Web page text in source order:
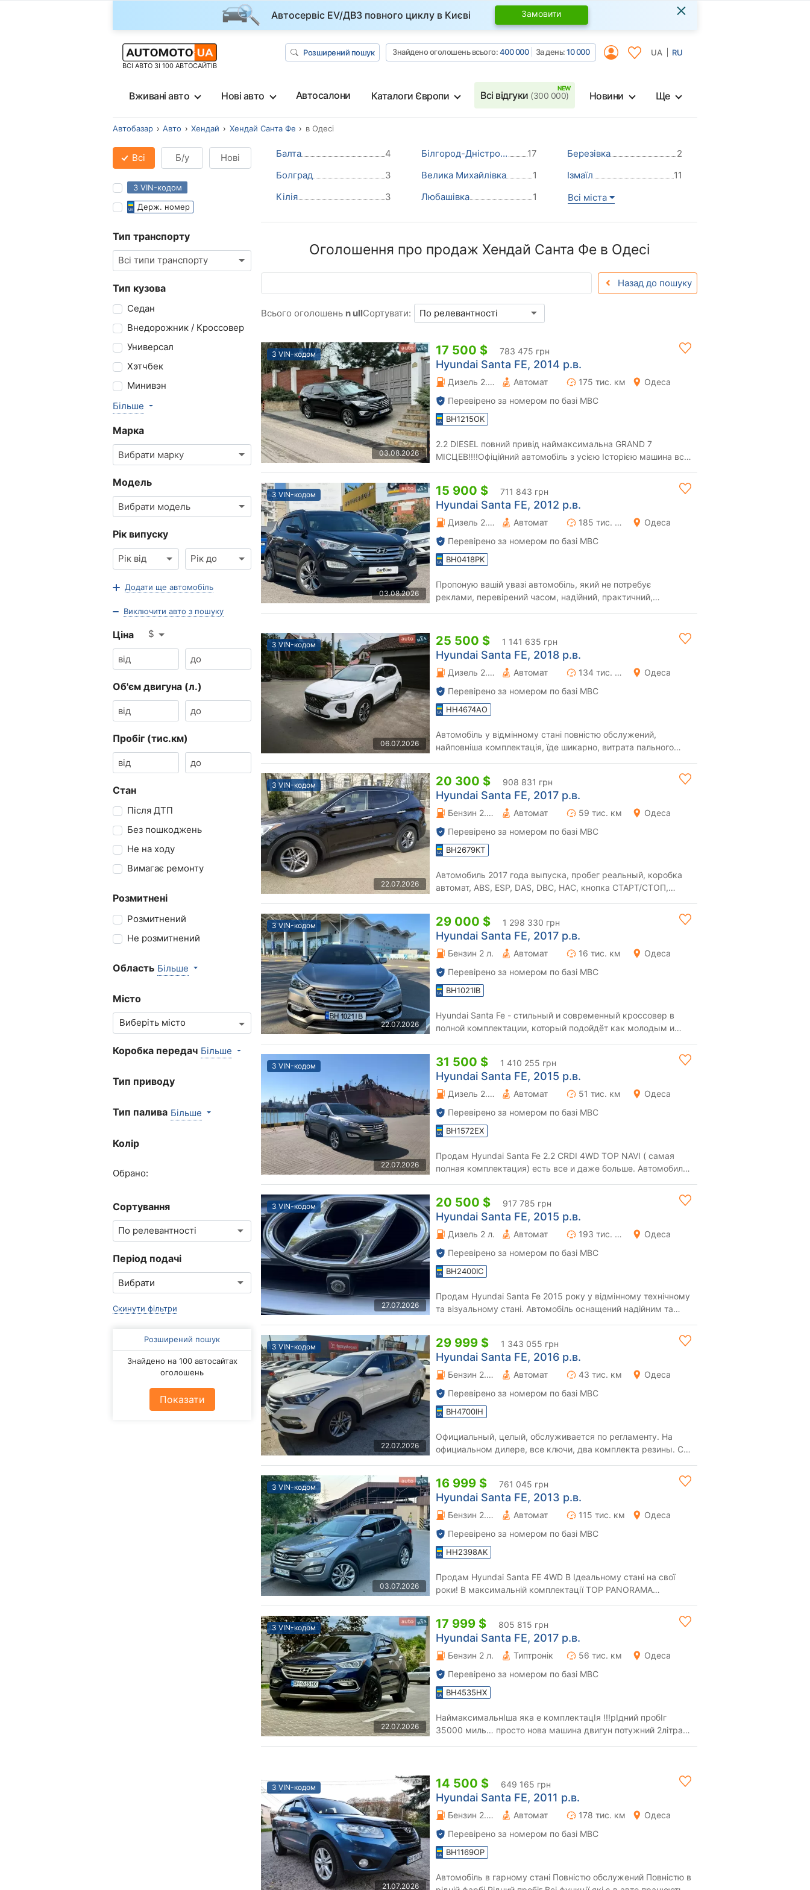
Автосервіс EV/ДВЗ повного циклу в Києві Замовити ×
ВСІ АВТО ЗІ 100 АВТОСАЙТІВ
Розширений пошук Знайдено оголошень всього:400 000 За день:10 000 UA RU
Вживані авто Нові авто Автосалони Каталоги Європи Всі відгуки (300 000) Новини Ще
Автобазар Авто Хендай Хендай Санта Фе в Одесі
Всі Б/у Нові
З VIN-кодом
Держ. номер
Тип транспорту
Всі типи транспорту
Тип кузова
Седан
Внедорожник / Кроссовер
Универсал
Хэтчбек
Минивэн
Більше
Марка
Вибрати марку
Модель
Вибрати модель
Рік випуску
Рік від Рік до
Додати ще автомобіль
Виключити авто з пошуку
Ціна $
Об'єм двигуна (л.)
Пробіг (тис.км)
Стан
Після ДТП
Без пошкоджень
Не на ходу
Вимагає ремонту
Розмитнені
Розмитнений
Не розмитнений
Область Більше
Місто
Коробка передач Більше
Тип приводу
Тип палива Більше
Колір
Обрано:
Сортування
Період подачі
Скинути фільтри
Розширений пошук
Знайдено на 100 автосайтах
оголошень
Показати
Балта 4 Білгород-Дністровський 17 Березівка
2
Болград
3 Велика Михайлівка 1 Ізмаїл
11
Кілія
3 Любашівка 1 Всі міста
Оголошення про продаж Хендай Санта Фе в Одесі
Назад до пошуку
Всього оголошень n ullСортувати:
З VIN-кодом
03.08.2026
17 500 $ 783 475 грн
Hyundai Santa FE, 2014 р.в.
Дизель 2.2 л. Автомат 175 тис. км
Одеса
Перевірено за номером по базі МВС
BH1215OK
2.2 DIESEL повний привід наймаксимальна GRAND 7
МІСЦЕВ!!!!Офіційний автомобіль з усією Історією машина вся
З VIN-кодом
03.08.2026
15 900 $ 711 843 грн
Hyundai Santa FE, 2012 р.в.
Дизель 2.2 л. Автомат 185 тис. км
Одеса
Перевірено за номером по базі МВС
BH0418PK
Пропоную вашій увазі автомобіль, який не потребує
реклами, перевірений часом, надійний, практичний,
З VIN-кодом
06.07.2026
25 500 $ 1 141 635 грн
Hyundai Santa FE, 2018 р.в.
Дизель 2.2 л. Автомат 134 тис. км
Одеса
Перевірено за номером по базі МВС
HH4674AO
Автомобіль у відмінному стані повністю обслужений,
найповніша комплектація, їде шикарно, витрата пального
З VIN-кодом
22.07.2026
20 300 $ 908 831 грн
Hyundai Santa FE, 2017 р.в.
Бензин 2.4 л. Автомат 59 тис. км
Одеса
Перевірено за номером по базі МВС
BH2679KT
Автомобиль 2017 года выпуска, пробег реальный, коробка
автомат, ABS, ESP, DAS, DBC, HAC, кнопка СТАРТ/СТОП,
З VIN-кодом
22.07.2026
29 000 $ 1 298 330 грн
Hyundai Santa FE, 2017 р.в.
Бензин 2 л. Автомат 16 тис. км
Одеса
Перевірено за номером по базі МВС
BH1021IB
Hyundai Santa Fe - стильный и современный кроссовер в
полной комплектации, который подойдёт как молодым и
З VIN-кодом
22.07.2026
31 500 $ 1 410 255 грн
Hyundai Santa FE, 2015 р.в.
Дизель 2.2 л. Автомат 51 тис. км
Одеса
Перевірено за номером по базі МВС
BH1572EX
Продам Hyundai Santa Fe 2.2 CRDI 4WD TOP NAVI ( самая
полная комплектация) есть все и даже больше. Автомобиль
З VIN-кодом
27.07.2026
20 500 $ 917 785 грн
Hyundai Santa FE, 2015 р.в.
Дизель 2 л. Автомат 193 тис. км
Одеса
Перевірено за номером по базі МВС
BH2400IC
Продам Hyundai Santa Fe 2015 року у відмінному технічному
та візуальному стані. Автомобіль оснащений надійним та
З VIN-кодом
22.07.2026
29 999 $ 1 343 055 грн
Hyundai Santa FE, 2016 р.в.
Бензин 2.2 л. Автомат 43 тис. км
Одеса
Перевірено за номером по базі МВС
BH4700IH
Официальный, целый, обслуживается по регламенту. На
официальном дилере, все ключи, два комплекта резины. С
З VIN-кодом
03.07.2026
16 999 $ 761 045 грн
Hyundai Santa FE, 2013 р.в.
Бензин 2.36 л. Автомат 115 тис. км
Одеса
Перевірено за номером по базі МВС
HH2398AK
Продам Hyundai Santa FE 4WD В Ідеальному стані на свої
роки! В максимальній комплектації TOP PANORAMA
З VIN-кодом
22.07.2026
17 999 $ 805 815 грн
Hyundai Santa FE, 2017 р.в.
Бензин 2 л. Типтронік 56 тис. км
Одеса
Перевірено за номером по базі МВС
BH4535HX
НаймаксимальнІша яка е комплектацІя !!!рІдний пробІг
35000 миль… просто нова машина двигун потужний 2літра
З VIN-кодом
21.07.2026
14 500 $ 649 165 грн
Hyundai Santa FE, 2011 р.в.
Бензин 2.2 л. Автомат 178 тис. км
Одеса
Перевірено за номером по базі МВС
BH1169OP
Автомобіль в гарному стані Повністю обслужений Повністю в